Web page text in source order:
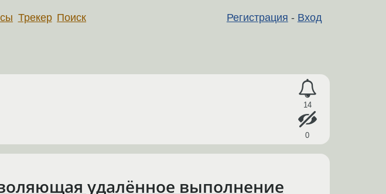
Регистрация - Вход
Трекер Поиск
14
0
удалённое выполнение